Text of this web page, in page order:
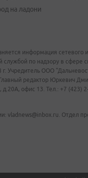
на ладони
информация
службой по надзору в сфере
Учредитель ООО
редактор Юркевич
д.20А, офис 13. Тел.: +7 (423)
vladnews@inbox.ru. Отдел